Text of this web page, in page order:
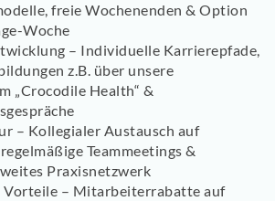
freie Wochenenden & Option
Woche
– Individuelle Karrierepfade,
z.B. über unsere
„Crocodile Health“ &
– Kollegialer Austausch auf
Teammeetings &
Praxisnetzwerk
Vorteile – Mitarbeiterrabatte auf